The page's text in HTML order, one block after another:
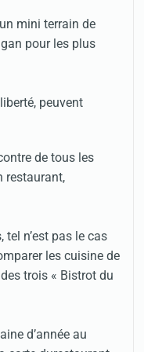
mini terrain de
pour les plus
peuvent
de tous les
restaurant,
n’est pas le cas
les cuisine de
trois « Bistrot du
d’année au